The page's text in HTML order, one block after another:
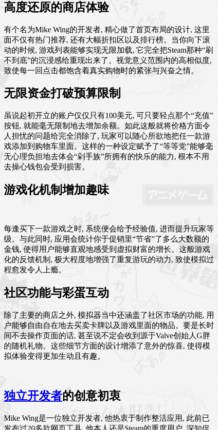
高度还原的商店体验
有个名为Mike Wing的开发者, 精心做了首页布局的设计, 这里
面不仅有热门推荐, 还有大幅折扣区以及排行榜。当你向下滚
动的时候, 游戏列表能够实现无限加载, 它完全把Steam那种“刷
不到底”的沉浸感给重现出来了。视觉意义范围内的高相似度,
致使每一回点击都饱含着真实购物时的紧张与兴奋之情。
无限资金打破预算限制
虽说起初开立的账户仅仅只有100美元, 可只要轻点那个“充值”
按钮, 就能毫无限制地去增加余额。如此这般就将价格方面令
人担忧的问题给完全消除了, 玩家可以随心所欲地把任一款游
戏添加到购物车里面。这样的一种设定赋予了“等等党”能够毫
无心理负担地去体会“剁手族”所拥有的快乐的能力, 根本不用
去操心钱包会受到损害。
游戏化机制增加趣味
每逢买下一款游戏之时, 系统便会给予经验值, 进而提升玩家等
级。与此同时, 应用会统计你于促销里“节省”了多么大数额的
金钱, 使得用户能够直观地感受到虚拟财富的增长。这般游戏
化的反馈机制, 极大程度地增强了重复游玩的动力, 致使模拟过
程愈发令人上瘾。
社区功能与彩蛋互动
除了主要的商店之外, 模拟器当中还涵盖了社区市场的功能, 用
户能够自由自在地去买卖卡牌以及游戏里面的物品。要是长时
间不去操作页面的话, 甚至说不定会收到源于Valve创始人G胖
的随机礼物。这些细节方面的设计增添了意外的惊喜, 使得模
拟体验变得更加生动且有趣。
独立开发者的创意初衷
Mike Wing是一位独立开发者, 他热衷于制作整活应用, 此前已
发布过20多款网页工具, 他本人还是Steam的重度用户, 深知促